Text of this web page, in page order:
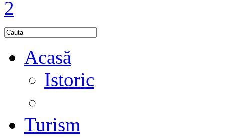
Acasă
Istoric
Turism